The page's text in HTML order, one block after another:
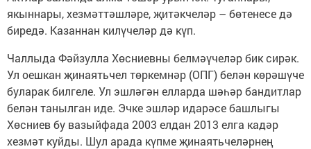
якыннары, хезмәттәшләре, җитәкчеләр – бөтенесе дә
биредә. Казаннан килүчеләр дә күп.
Чаллыда Фәйзулла Хөсниевны белмәүчеләр бик сирәк.
Ул оешкан җинаятьчел төркемнәр (ОПГ) белән көрәшүче
буларак билгеле. Ул эшләгән елларда шәһәр бандитлар
белән танылган иде. Эчке эшләр идарәсе башлыгы
Хөсниев бу вазыйфада 2003 елдан 2013 елга кадәр
хезмәт куйды. Шул арада күпме җинаятьчеләрнең